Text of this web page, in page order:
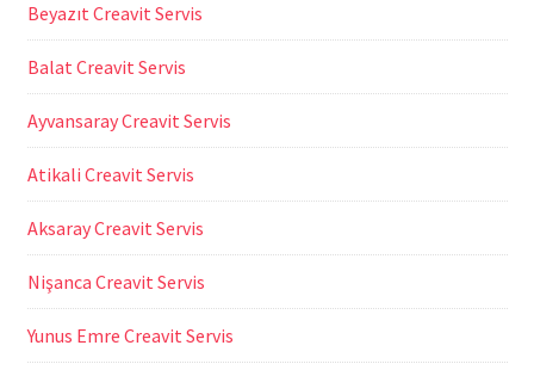
Beyazıt Creavit Servis
Balat Creavit Servis
Ayvansaray Creavit Servis
Atikali Creavit Servis
Aksaray Creavit Servis
Nişanca Creavit Servis
Yunus Emre Creavit Servis